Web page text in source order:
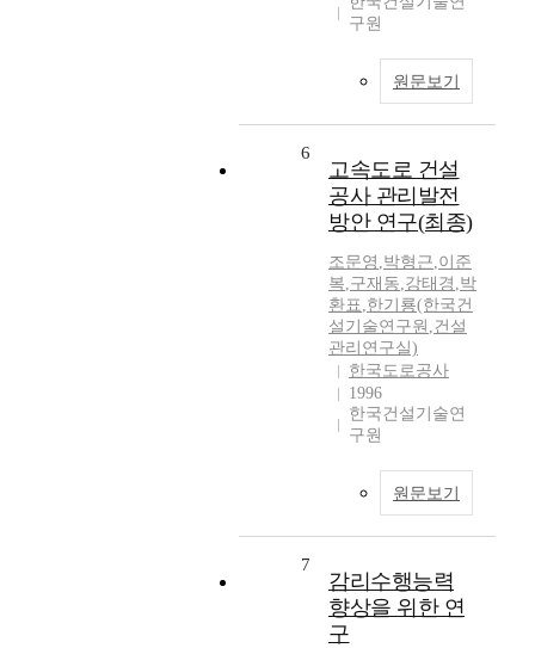
구원
원문보기
6
고속도로 건설
공사 관리발전
방안 연구(최종)
조문영 ,박형근,이준
복,구재동,강태경 ,박
환표,한기룡(한국건
설기술연구원 ,건설
관리연구실)
한국도로공사
1996
한국건설기술연
구원
원문보기
7
감리수행능력
향상을 위한 연
구